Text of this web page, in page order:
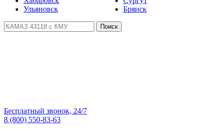
Ульяновск
Брянск
Поиск
Бесплатный звонок, 24/7
8 (800) 550-83-63